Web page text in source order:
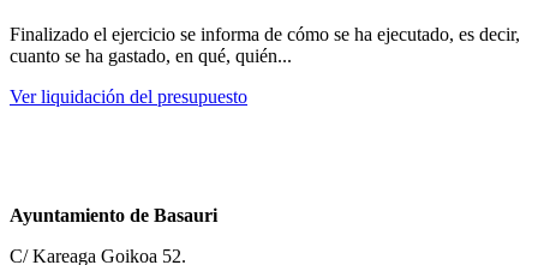
Finalizado el ejercicio se informa de cómo se ha ejecutado, es decir,
cuanto se ha gastado, en qué, quién...
Ver liquidación del presupuesto
Ayuntamiento de Basauri
C/ Kareaga Goikoa 52.